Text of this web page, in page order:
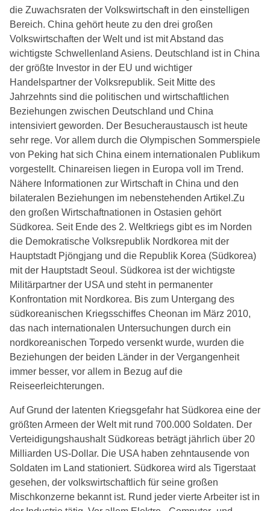
die Zuwachsraten der Volkswirtschaft in den einstelligen
Bereich. China gehört heute zu den drei großen
Volkswirtschaften der Welt und ist mit Abstand das
wichtigste Schwellenland Asiens. Deutschland ist in China
der größte Investor in der EU und wichtiger
Handelspartner der Volksrepublik. Seit Mitte des
Jahrzehnts sind die politischen und wirtschaftlichen
Beziehungen zwischen Deutschland und China
intensiviert geworden. Der Besucheraustausch ist heute
sehr rege. Vor allem durch die Olympischen Sommerspiele
von Peking hat sich China einem internationalen Publikum
vorgestellt. Chinareisen liegen in Europa voll im Trend.
Nähere Informationen zur Wirtschaft in China und den
bilateralen Beziehungen im nebenstehenden Artikel.Zu
den großen Wirtschaftnationen in Ostasien gehört
Südkorea. Seit Ende des 2. Weltkriegs gibt es im Norden
die Demokratische Volksrepublik Nordkorea mit der
Hauptstadt Pjöngjang und die Republik Korea (Südkorea)
mit der Hauptstadt Seoul. Südkorea ist der wichtigste
Militärpartner der USA und steht in permanenter
Konfrontation mit Nordkorea. Bis zum Untergang des
südkoreanischen Kriegsschiffes Cheonan im März 2010,
das nach internationalen Untersuchungen durch ein
nordkoreanischen Torpedo versenkt wurde, wurden die
Beziehungen der beiden Länder in der Vergangenheit
immer besser, vor allem in Bezug auf die
Reiseerleichterungen.
Auf Grund der latenten Kriegsgefahr hat Südkorea eine der
größten Armeen der Welt mit rund 700.000 Soldaten. Der
Verteidigungshaushalt Südkoreas beträgt jährlich über 20
Milliarden US-Dollar. Die USA haben zehntausende von
Soldaten im Land stationiert. Südkorea wird als Tigerstaat
gesehen, der volkswirtschaftlich für seine großen
Mischkonzerne bekannt ist. Rund jeder vierte Arbeiter ist in